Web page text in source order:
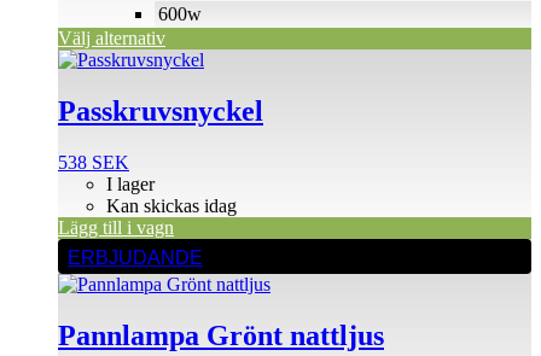
600w
Välj alternativ
på
produktsidan
Passkruvsnyckel
538 SEK
I lager
Kan skickas idag
Lägg till i vagn
ERBJUDANDE
Pannlampa Grönt nattljus